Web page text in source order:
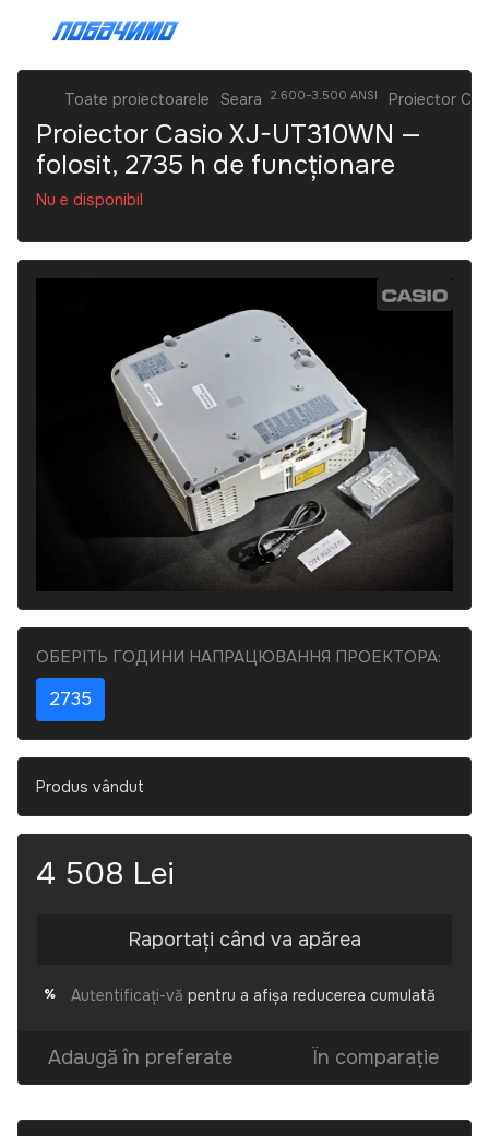
Toate proiectoarele Seara 2.600–3.500 ANSI Proiector
Proiector Casio XJ-UT310WN —
folosit, 2735 h de funcționare
Nu e disponibil
ОБЕРІТЬ ГОДИНИ НАПРАЦЮВАННЯ ПРОЕКТОРА:
2735
Produs vândut
4 508 Lei
Raportați când va apărea
% Autentificați-vă pentru a afișa reducerea cumulată
Adaugă în preferate În comparație